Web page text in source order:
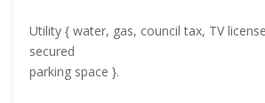
Utility { water, gas, council tax, TV
secured
parking space }.